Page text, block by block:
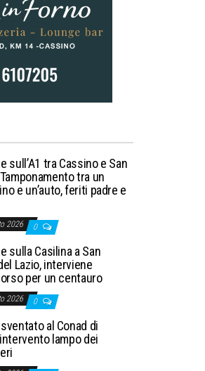
sull’A1 tra Cassino e San
tra un
e un’auto, feriti padre e
2026 0
sulla Casilina a San
Lazio, interviene
per un centauro
2026 0
al Conad di
lampo dei